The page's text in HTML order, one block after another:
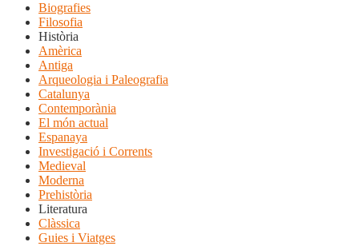
Biografies
Filosofia
Història
Amèrica
Antiga
Arqueologia i Paleografia
Catalunya
Contemporània
El món actual
Espanaya
Investigació i Corrents
Medieval
Moderna
Prehistòria
Literatura
Clàssica
Guies i Viatges